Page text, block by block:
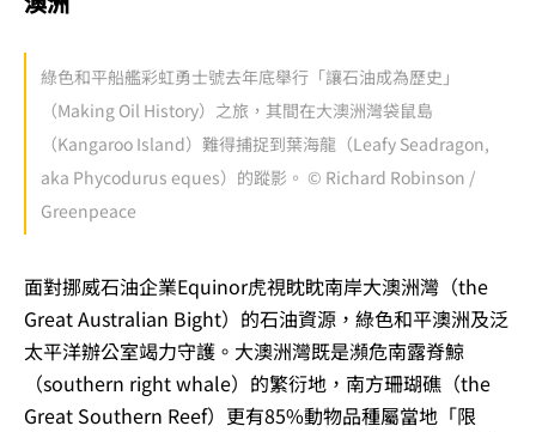
綠色和平船艦彩虹勇士號去年底舉行「讓石油成為歷史」
（Making Oil History）之旅，其間在大澳洲灣袋鼠島
（Kangaroo Island）難得捕捉到葉海龍（Leafy Seadragon,
aka Phycodurus eques）的蹤影。 © Richard Robinson /
Greenpeace
面對挪威石油企業Equinor虎視眈眈南岸大澳洲灣（the
Great Australian Bight）的石油資源，綠色和平澳洲及泛
太平洋辦公室竭力守護。大澳洲灣既是瀕危南露脊鯨
（southern right whale）的繁衍地，南方珊瑚礁（the
Great Southern Reef）更有85%動物品種屬當地「限